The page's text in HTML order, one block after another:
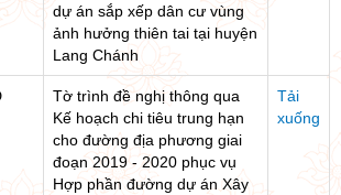
dự án sắp xếp dân cư vùng
ảnh hưởng thiên tai tại huyện
Lang Chánh
Tờ trình đề nghị thông qua
Kế hoạch chi tiêu trung hạn
cho đường địa phương giai
đoạn 2019 - 2020 phục vụ
Hợp phần đường dự án Xây
Tải
xuống